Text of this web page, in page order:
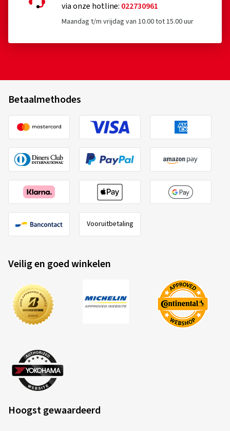
via onze hotline: 022730961
Maandag t/m vrijdag van 10.00 tot 15.00 uur
Betaalmethodes
Vooruitbetaling
Veilig en goed winkelen
Hoogst gewaardeerd